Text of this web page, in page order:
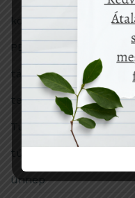
konyha
társadalom
termékekről
Tudomány
túlfogyasztás
ünnep